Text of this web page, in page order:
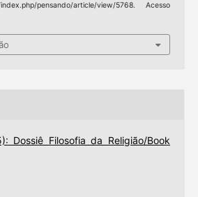
pensando/article/view/5768. Acesso
Dossiê Filosofia da Religião/Book